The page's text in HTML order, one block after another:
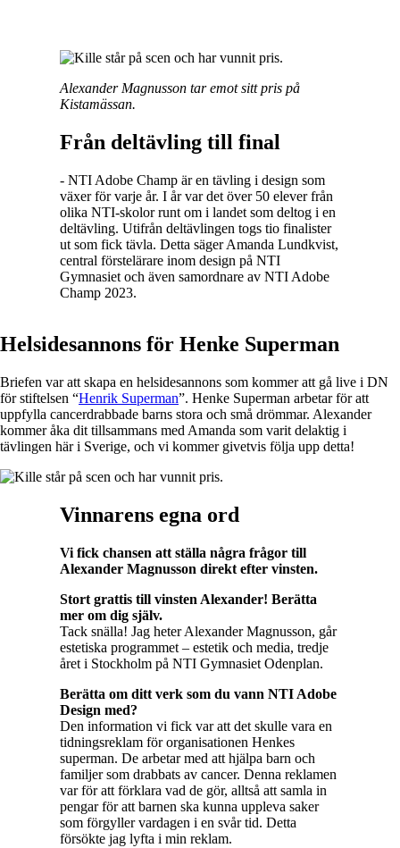
Alexander Magnusson tar emot sitt pris på
Kistamässan.
Från deltävling till final
- NTI Adobe Champ är en tävling i design som
växer för varje år. I år var det över 50 elever från
olika NTI-skolor runt om i landet som deltog i en
deltävling. Utifrån deltävlingen togs tio finalister
ut som fick tävla. Detta säger Amanda Lundkvist,
central förstelärare inom design på NTI
Gymnasiet och även samordnare av NTI Adobe
Champ 2023.
Helsidesannons för Henke Superman
Briefen var att skapa en helsidesannons som kommer att gå live i DN
för stiftelsen “Henrik Superman”. Henke Superman arbetar för att
uppfylla cancerdrabbade barns stora och små drömmar. Alexander
kommer åka dit tillsammans med Amanda som varit delaktig i
tävlingen här i Sverige, och vi kommer givetvis följa upp detta!
Vinnarens egna ord
Vi fick chansen att ställa några frågor till
Alexander Magnusson direkt efter vinsten.
Stort grattis till vinsten Alexander! Berätta
mer om dig själv.
Tack snälla! Jag heter Alexander Magnusson, går
estetiska programmet – estetik och media, tredje
året i Stockholm på NTI Gymnasiet Odenplan.
Berätta om ditt verk som du vann NTI Adobe
Design med?
Den information vi fick var att det skulle vara en
tidningsreklam för organisationen Henkes
superman. De arbetar med att hjälpa barn och
familjer som drabbats av cancer. Denna reklamen
var för att förklara vad de gör, alltså att samla in
pengar för att barnen ska kunna uppleva saker
som förgyller vardagen i en svår tid. Detta
försökte jag lyfta i min reklam.